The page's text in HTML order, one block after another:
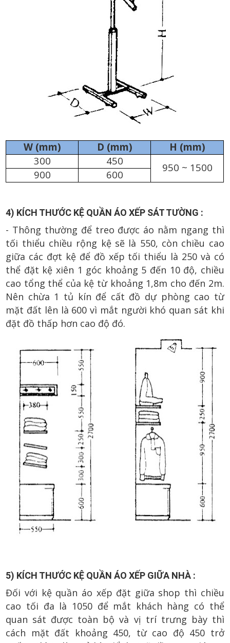
W (mm) D (mm)
H (mm)
300
450
950 ~ 1500
900 600
4) KÍCH THƯỚC KỆ QUẦN ÁO XẾP SÁT TƯỜNG :
- Thông thường để treo được áo nằm ngang thì
tối thiểu chiều rộng kệ sẽ là 550, còn chiều cao
giữa các đợt kệ để đồ xếp tối thiểu là 250 và có
thể đặt kệ xiên 1 góc khoảng 5 đến 10 độ, chiều
cao tổng thể của kệ từ khoảng 1,8m cho đến 2m.
Nên chừa 1 tủ kín để cất đồ dự phòng cao từ
mặt đất lên là 600 vì mắt người khó quan sát khi
đặt đồ thấp hơn cao độ đó.
5) KÍCH THƯỚC KỆ QUẦN ÁO XẾP GIỮA NHÀ :
Đối với kệ quần áo xếp đặt giữa shop thì chiều
cao tối đa là 1050 để mắt khách hàng có thể
quan sát được toàn bộ và vị trí trưng bày thì
cách mặt đất khoảng 450, từ cao độ 450 trở